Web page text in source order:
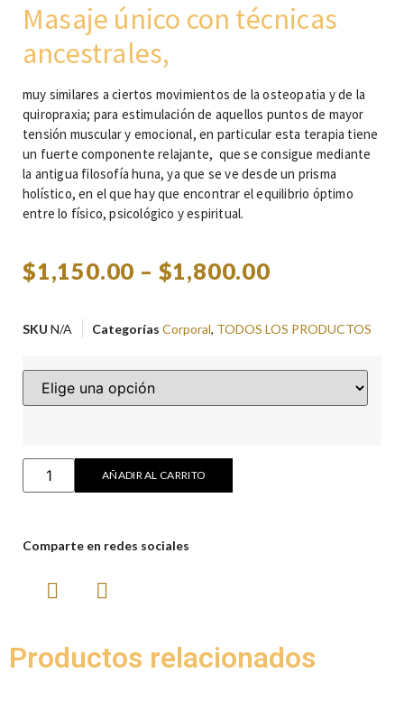
Masaje único con técnicas
ancestrales,
muy similares a ciertos movimientos de la osteopatia yde la
quiropraxia; para estimulación de aquellos puntos de mayor
tensión muscular y emocional, en particular esta terapia tiene
un fuerte componente relajante, que se consigue mediante
la antigua filosofía huna, ya que se ve desde un prisma
holístico, en el que hay que encontrar el equilibrio óptimo
entre lo físico, psicológico y espiritual.
$1,150.00 – $1,800.00
SKU N/A Categorías Corporal, TODOS LOS PRODUCTOS
AÑADIR AL CARRITO
Comparte en redes sociales
Productos relacionados